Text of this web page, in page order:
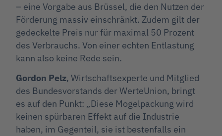
– eine Vorgabe aus Brüssel, die den Nutzen der
Förderung massiv einschränkt. Zudem gilt der
gedeckelte Preis nur für maximal 50 Prozent
des Verbrauchs. Von einer echten Entlastung
kann also keine Rede sein.
Gordon Pelz, Wirtschaftsexperte und Mitglied
des Bundesvorstands der WerteUnion, bringt
es auf den Punkt: „Diese Mogelpackung wird
keinen spürbaren Effekt auf die Industrie
haben, im Gegenteil, sie ist bestenfalls ein